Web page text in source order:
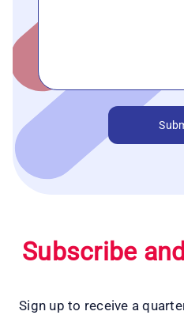
Subscribe
Sign up to receive a